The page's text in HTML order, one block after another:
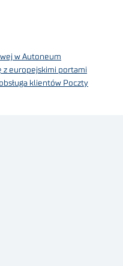
w Autoneum
z europejskimi portami
klientów Poczty